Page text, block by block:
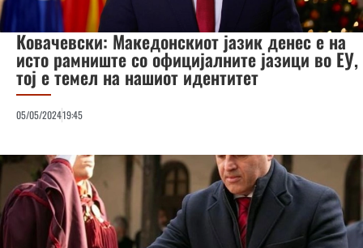
Ковачевски: Македонскиот јазик денес е на
исто рамниште со официјалните јазици во ЕУ,
тој е темел на нашиот идентитет
05/05/202419:45